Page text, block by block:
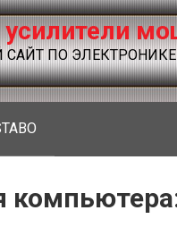
ПО ЭЛЕКТРОНИКЕ